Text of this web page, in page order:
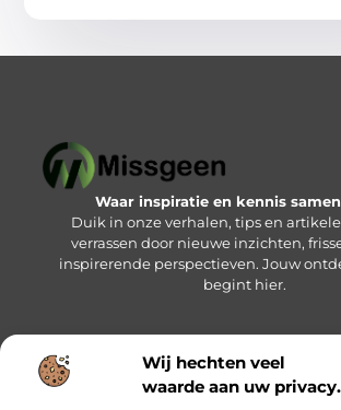
Wij hechten veel
waarde aan uw privacy.
Waar inspiratie en kennis
Duik in onze verhalen, tips en
verrassen door nieuwe inzichten,
inspirerende perspectieven. Jouw
begint hier.
Bericht categorie